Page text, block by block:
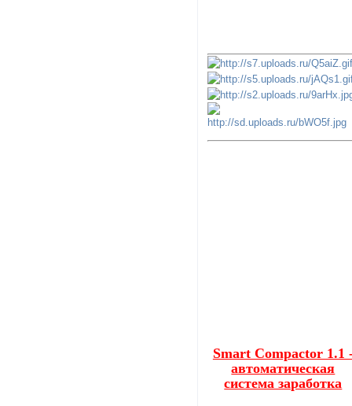
Smart Compactor 1.1
автоматическая
система заработка